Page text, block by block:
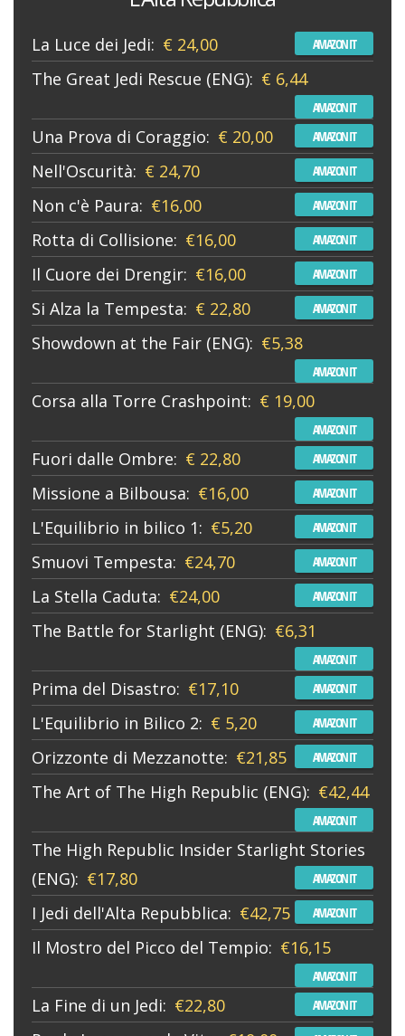
La Luce dei Jedi: € 24,00 AMAZON IT
The Great Jedi Rescue (ENG): € 6,44
AMAZON IT
Una Prova di Coraggio: € 20,00 AMAZON IT
Nell'Oscurità: € 24,70 AMAZON IT
Non c'è Paura: €16,00 AMAZON IT
Rotta di Collisione: €16,00 AMAZON IT
Il Cuore dei Drengir: €16,00 AMAZON IT
Si Alza la Tempesta: € 22,80 AMAZON IT
Showdown at the Fair (ENG): €5,38
AMAZON IT
Corsa alla Torre Crashpoint: € 19,00
AMAZON IT
Fuori dalle Ombre: € 22,80 AMAZON IT
Missione a Bilbousa: €16,00 AMAZON IT
L'Equilibrio in bilico 1: €5,20 AMAZON IT
Smuovi Tempesta: €24,70 AMAZON IT
La Stella Caduta: €24,00 AMAZON IT
The Battle for Starlight (ENG): €6,31
AMAZON IT
Prima del Disastro: €17,10 AMAZON IT
L'Equilibrio in Bilico 2: € 5,20 AMAZON IT
Orizzonte di Mezzanotte: €21,85 AMAZON IT
The Art of The High Republic (ENG): €42,44
AMAZON IT
The High Republic Insider Starlight Stories
(ENG): €17,80 AMAZON IT
I Jedi dell'Alta Repubblica: €42,75 AMAZON IT
Il Mostro del Picco del Tempio: €16,15
AMAZON IT
La Fine di un Jedi: €22,80 AMAZON IT